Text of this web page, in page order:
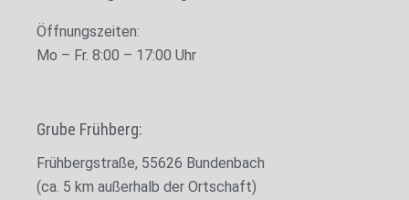
Öffnungszeiten:
Mo – Fr. 8:00 – 17:00 Uhr
Grube Frühberg:
Frühbergstraße, 55626 Bundenbach
(ca. 5 km außerhalb der Ortschaft)